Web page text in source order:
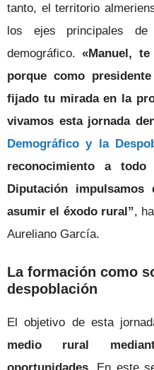
tanto, el territorio
los ejes principales
demográfico.«Manuel,
porque como
fijado tu mirada en la
vivamos esta jornada
Demográfico y la
reconocimiento a
Diputación
asumir el éxodo rural”,
Aureliano García.
La formación como
despoblación
El objetivo de esta
medio rural